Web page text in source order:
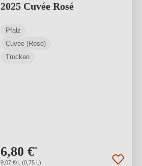
2025 Cuvée Rosé
Pfalz
Cuvée (Rosé)
Trocken
6,80 €*
9,07 €/L (0,75 L)